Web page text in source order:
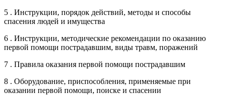
5 . Инструкции, порядок действий, методы и способы
спасения людей и имущества
6 . Инструкции, методические рекомендации по оказанию
первой помощи пострадавшим, виды травм, поражений
7 . Правила оказания первой помощи пострадавшим
8 . Оборудование, приспособления, применяемые при
оказании первой помощи, поиске и спасении